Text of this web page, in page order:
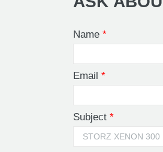
Name *
Email *
Subject *